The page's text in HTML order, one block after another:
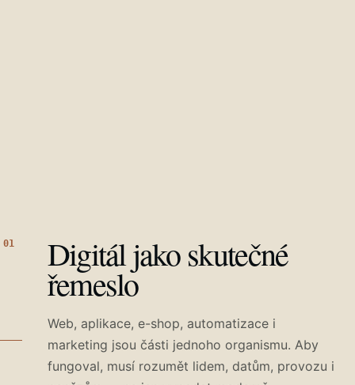
01 Digitál jako skutečné
řemeslo
Web, aplikace, e-shop, automatizace i
marketing jsou části jednoho organismu. Aby
fungoval, musí rozumět lidem, datům, provozu i